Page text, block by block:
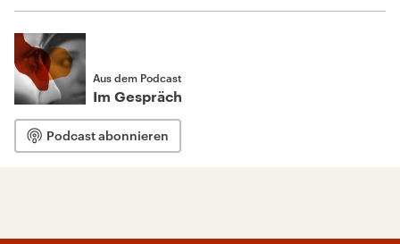
Aus dem Podcast
Im Gespräch
Podcast abonnieren